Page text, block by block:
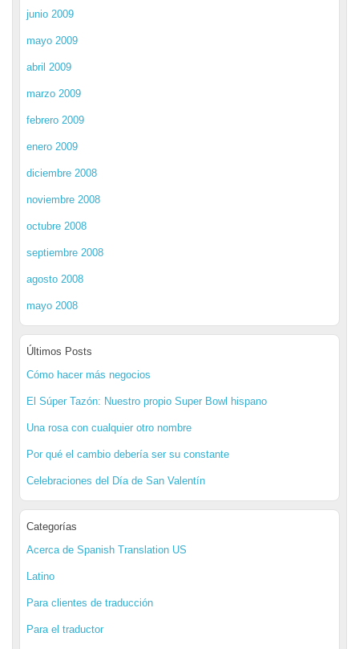
junio 2009
mayo 2009
abril 2009
marzo 2009
febrero 2009
enero 2009
diciembre 2008
noviembre 2008
octubre 2008
septiembre 2008
agosto 2008
mayo 2008
Últimos Posts
Cómo hacer más negocios
El Súper Tazón: Nuestro propio Super Bowl hispano
Una rosa con cualquier otro nombre
Por qué el cambio debería ser su constante
Celebraciones del Día de San Valentín
Categorías
Acerca de Spanish Translation US
Latino
Para clientes de traducción
Para el traductor